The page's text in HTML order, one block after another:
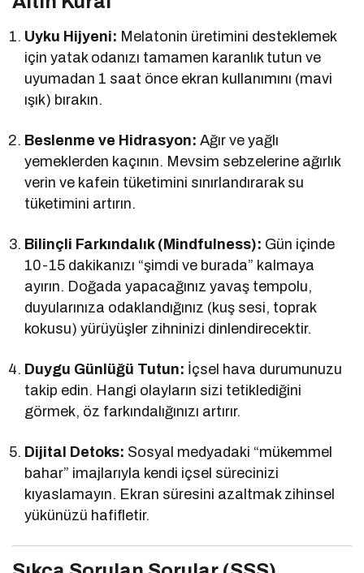
Uyku Hijyeni: Melatonin üretimini desteklemek
için yatak odanızı tamamen karanlık tutun ve
uyumadan 1 saat önce ekran kullanımını (mavi
ışık) bırakın.
Beslenme ve Hidrasyon: Ağır ve yağlı
yemeklerden kaçının. Mevsim sebzelerine ağırlık
verin ve kafein tüketimini sınırlandırarak su
tüketimini artırın.
Bilinçli Farkındalık (Mindfulness): Gün içinde
10-15 dakikanızı “şimdi ve burada” kalmaya
ayırın. Doğada yapacağınız yavaş tempolu,
duyularınıza odaklandığınız (kuş sesi, toprak
kokusu) yürüyüşler zihninizi dinlendirecektir.
Duygu Günlüğü Tutun: İçsel hava durumunuzu
takip edin. Hangi olayların sizi tetiklediğini
görmek, öz farkındalığınızı artırır.
Dijital Detoks: Sosyal medyadaki “mükemmel
bahar” imajlarıyla kendi içsel sürecinizi
kıyaslamayın. Ekran süresini azaltmak zihinsel
yükünüzü hafifletir.